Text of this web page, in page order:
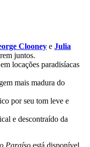
Clooney e Julia
juntos.
locações paradisíacas
mais madura do
por seu tom leve e
e descontraído da
Paraíso está disponível